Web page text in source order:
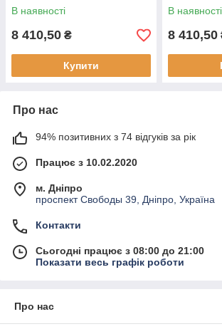
В наявності
8 410,50 ₴
Купити
В наявності
8 410,50
Про нас
94% позитивних з 74 відгуків за рік
Працює з 10.02.2020
м. Дніпро
проспект Свободы 39, Дніпро, Україна
Контакти
Сьогодні працює з 08:00 до 21:00
Показати весь графік роботи
Про нас